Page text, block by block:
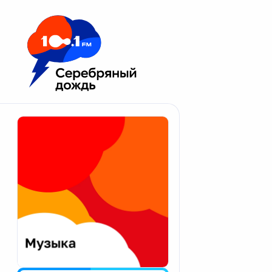
Москва 100.1 FM
Апатиты
Екатеринбург
Калининград
Калуга